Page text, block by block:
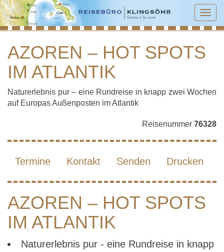
AZOREN – HOT SPOTS IM ATLANTIK
AZOREN – HOT SPOTS
IM ATLANTIK
Naturerlebnis pur – eine Rundreise in knapp zwei Wochen
auf Europas Außenposten im Atlantik
Reisenummer 76328
Termine Kontakt Senden Drucken
AZOREN – HOT SPOTS
IM ATLANTIK
Naturerlebnis pur - eine Rundreise in knapp